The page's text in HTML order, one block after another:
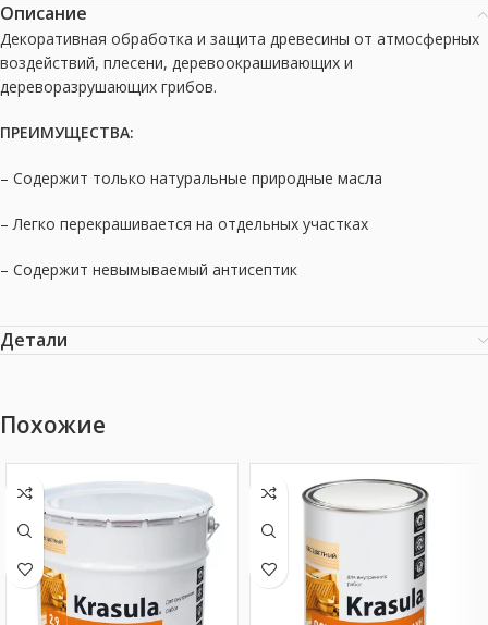
Описание
Декоративная обработка и защита древесины от атмосферных
воздействий, плесени, деревоокрашивающих и
дереворазрушающих грибов.
ПРЕИМУЩЕСТВА:
– Содержит только натуральные природные масла
– Легко перекрашивается на отдельных участках
– Содержит невымываемый антисептик
Детали
Похожие